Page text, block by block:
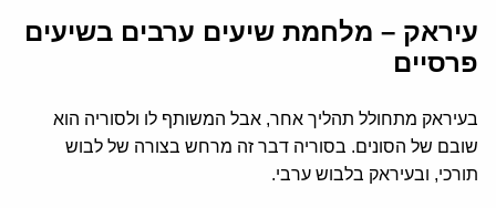
עיראק – מלחמת שיעים ערבים בשיעים
פרסיים
בעיראק מתחולל תהליך אחר, אבל המשותף לו ולסוריה הוא
שובם של הסונים. בסוריה דבר זה מרחש בצורה של לבוש
תורכי, ובעיראק בלבוש ערבי.